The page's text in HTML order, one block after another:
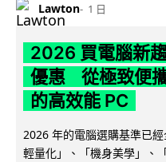
Lawton 1 日
2026 買電腦新
優惠 從極致便
的高效能 PC
2026 年的電腦選購基準已
輕量化」、「機身美學」、